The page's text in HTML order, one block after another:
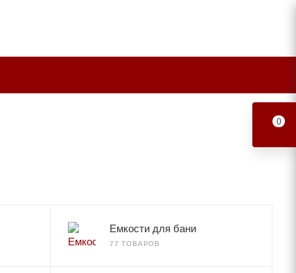
Емкости для бани
77 ТОВАРОВ
0